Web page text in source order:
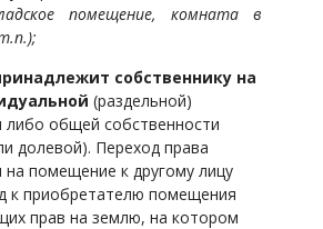
помещение, комната в
собственнику на
(раздельной)
либо общей собственности
долевой). Переход права
на помещение к другому лицу
к приобретателю помещения
прав на землю, на котором